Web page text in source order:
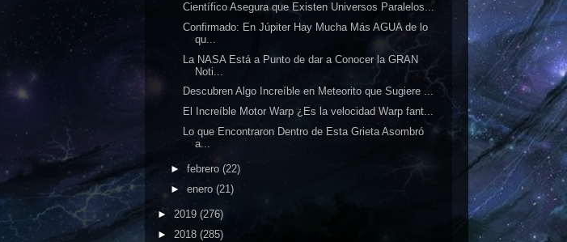
Científico Asegura que Existen Universos Paralelos...
Confirmado: En Júpiter Hay Mucha Más AGUA de lo
qu...
La NASA Está a Punto de dar a Conocer la GRAN
Noti...
Descubren Algo Increíble en Meteorito que Sugiere ...
El Increíble Motor Warp ¿Es la velocidad Warp fant...
Lo que Encontraron Dentro de Esta Grieta Asombró
a...
► febrero (22)
► enero (21)
► 2019 (276)
► 2018 (285)